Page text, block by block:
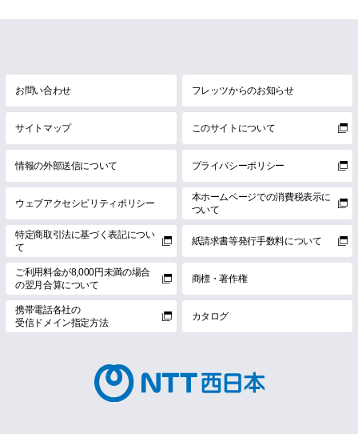
お問い合わせ フレッツからのお知らせ
サイトマップ このサイトについて
情報の外部送信について プライバシーポリシー
ウェブアクセシビリティポリシー
本ホームページでの消費税表示に
ついて
特定商取引法に基づく表記につい
て
紙請求書等発行手数料について
ご利用料金が8,000円未満の場合
の翌月合算について
商標・著作権
携帯電話各社の
受信ドメイン指定方法
カタログ